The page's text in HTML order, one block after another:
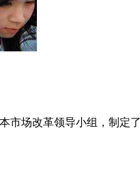
场改革领导小组，制定